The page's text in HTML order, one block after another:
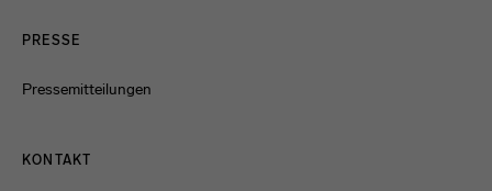
PRESSE
Pressemitteilungen
KONTAKT